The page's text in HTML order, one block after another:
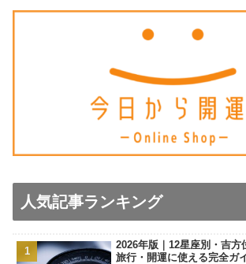
人気記事ランキング
2026年版｜12星座別・吉方
旅行・開運に使える完全ガ